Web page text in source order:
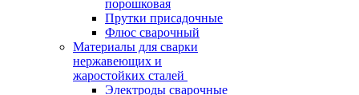
порошковая
Прутки присадочные
Флюс сварочный
Материалы для сварки
нержавеющих и
жаростойких сталей
Электроды сварочные